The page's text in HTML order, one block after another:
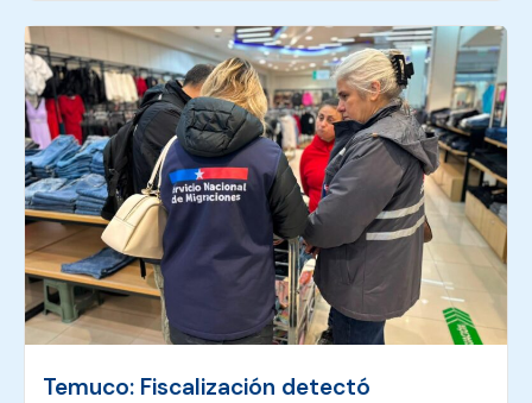
Temuco: Fiscalización detectó